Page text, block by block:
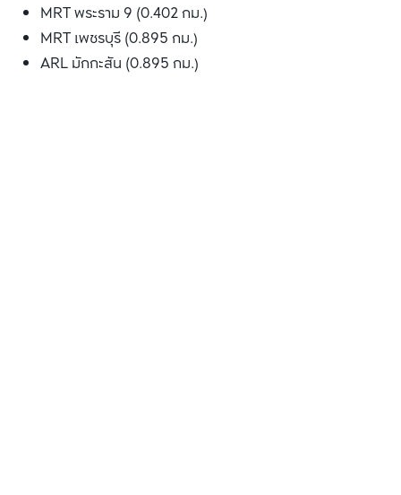
MRT พระราม 9 (0.402 กม.)
MRT เพชรบุรี (0.895 กม.)
ARL มักกะสัน (0.895 กม.)